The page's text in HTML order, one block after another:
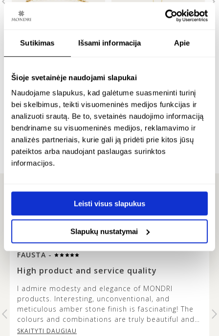
Sutikimas Išsami informacija Apie
Šioje svetainėje naudojami slapukai
Naudojame slapukus, kad galėtume suasmeninti turinį
bei skelbimus, teikti visuomeninės medijos funkcijas ir
analizuoti srautą. Be to, svetainės naudojimo informaciją
bendriname su visuomeninės medijos, reklamavimo ir
analizės partneriais, kurie gali ją pridėti prie kitos jūsų
pateiktos arba naudojant paslaugas surinktos
informacijos.
Leisti visus slapukus
Slapukų nustatymai
su 12 mm išskirtiniu
gintaru – marcipano
24K paauksuotas sidabras
€294.00
kaklo papuošalas su 18
mm išskirtinio
gintaro pakabuku –
marcipano
24K paauksuotas sidabras
€358.00
ATSILIEPIMAI
FAUSTA -
High product and service quality
I admire modesty and elegance of MONDRI
products. Interesting, unconventional, and
meticulous amber stone finish is fascinating! The
colours and combinations are truly beautiful and
it’s lovely to see how the metal design does not
SKAITYTI DAUGIAU